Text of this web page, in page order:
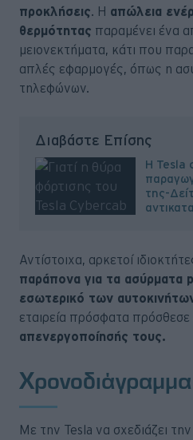
προκλήσεις. Η απώλεια
θερμότητας παραμένει ένα
μειονεκτήματα, κάτι που
απλές εφαρμογές, όπως η
τηλεφώνων.
Διαβάστε Επίσης
H Tesla
της-
Αντίστοιχα, αρκετοί
παράπονα για τα ασύρματα
εσωτερικό των
εταιρεία πρόσφατα πρόσθεσε
απενεργοποίησής τους.
Με την Tesla να σχεδιάζει την